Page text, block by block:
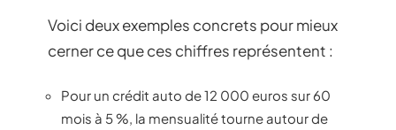
Voici deux exemples concrets pour mieux
cerner ce que ces chiffres représentent :
Pour un crédit auto de 12 000 euros sur 60
mois à 5 %, la mensualité tourne autour de